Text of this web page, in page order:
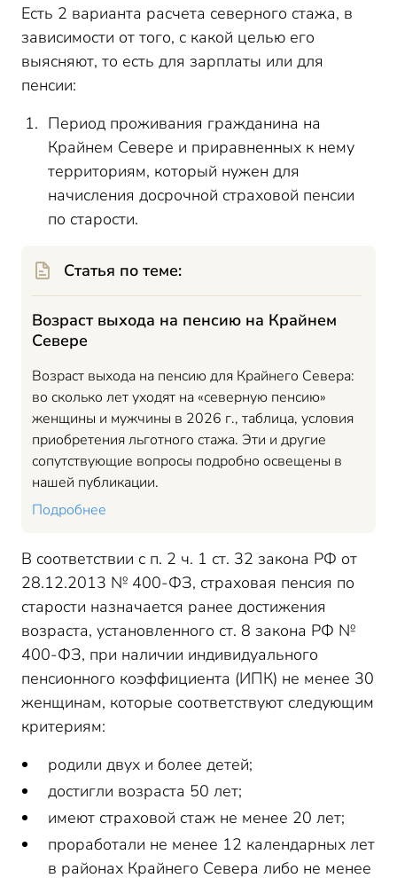
Есть 2 варианта расчета северного стажа, в
зависимости от того, с какой целью его
выясняют, то есть для зарплаты или для
пенсии:
Период проживания гражданина на
Крайнем Севере и приравненных к нему
территориям, который нужен для
начисления досрочной страховой пенсии
по старости.
Статья по теме:
Возраст выхода на пенсию на Крайнем
Севере
Возраст выхода на пенсию для Крайнего Севера:
во сколько лет уходят на «северную пенсию»
женщины и мужчины в 2026 г., таблица, условия
приобретения льготного стажа. Эти и другие
сопутствующие вопросы подробно освещены в
нашей публикации.
Подробнее
В соответствии с п. 2 ч. 1 ст. 32 закона РФ от
28.12.2013 № 400-ФЗ, страховая пенсия по
старости назначается ранее достижения
возраста, установленного ст. 8 закона РФ №
400-ФЗ, при наличии индивидуального
пенсионного коэффициента (ИПК) не менее 30
женщинам, которые соответствуют следующим
критериям:
родили двух и более детей;
достигли возраста 50 лет;
имеют страховой стаж не менее 20 лет;
проработали не менее 12 календарных лет
в районах Крайнего Севера либо не менее